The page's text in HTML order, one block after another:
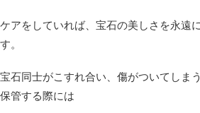
ケアをしていれば、宝石の美しさを永遠
す。
宝石同士がこすれ合い、傷がついてしま
保管する際には